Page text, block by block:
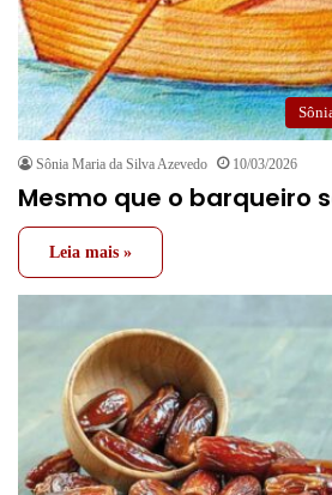
Sônia Maria da Silva Azevedo 10/03/2026
Mesmo que o barqueiro
Leia mais »